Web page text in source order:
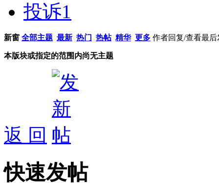
投诉1
新窗 全部主题 最新 热门 热帖 精华 更多 作者回复/查看最后
本版块或指定的范围内尚无主题
返 回
快速发帖